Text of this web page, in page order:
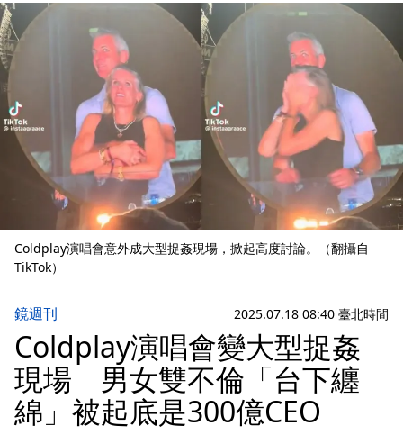
Coldplay演唱會意外成大型捉姦現場，掀起高度討論。（翻攝自
TikTok）
鏡週刊 2025.07.18 08:40 臺北時間
Coldplay演唱會變大型捉姦
現場 男女雙不倫「台下纏
綿」被起底是300億CEO